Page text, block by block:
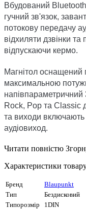
Вбудований
гучний зв'язок,
потокову передачу
відхиляти дзвінки
відпускаючи кермо.
Магнітол оснащений
максимальною
Rock, Pop та Classic
та виходи
аудіовиход.
Читати повністю
Характеристики
Бренд
Blaupunkt
Тип
Бездисковий
Типорозмір
1DIN